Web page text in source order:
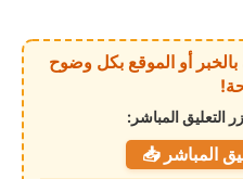
بالخبر أو الموقع بكل وضوح
التعليق المباشر:
المباشر 📥